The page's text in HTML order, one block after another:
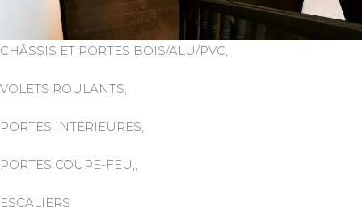
CHÂSSIS ET PORTES BOIS/ALU/PVC,
VOLETS ROULANTS,
PORTES INTÉRIEURES,
PORTES COUPE-FEU,,
ESCALIERS